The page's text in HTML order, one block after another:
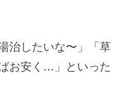
治したいな〜」「草
お安く…」といった